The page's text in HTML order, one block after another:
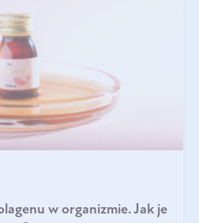
w organizmie. Jak je